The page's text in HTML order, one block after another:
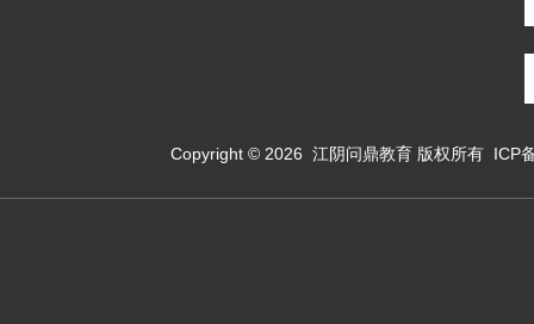
Copyright © 2026 江阴问鼎教育 版权所有 ICP